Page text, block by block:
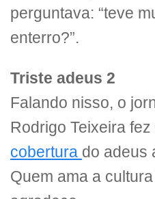
perguntava: “teve
enterro?”.
Triste adeus 2
Falando nisso, o
Rodrigo Teixeira fez
cobertura do adeus
Quem ama a